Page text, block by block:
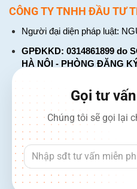
CÔNG TY TNHH ĐẦU TƯ
Người đại diện pháp luật:
GPĐKKD: 0314861899 do
HÀ NỘI - PHÒNG ĐĂNG
CHÍNH DOANH NGHIỆP
tháng 01 năm 2018. Đăng
tháng 03 năm 2026
226 Đường Láng, Đống Đa,
137 Đường Hòa Hưng,
Minh
Hotline: 1900 2106 - 0386 001
Gọi tư
Chúng tôi sẽ gọi lại